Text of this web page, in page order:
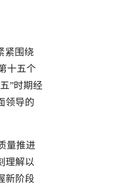
紧围绕
十五个
”时期经
领导的
量推进
理解以
新阶段